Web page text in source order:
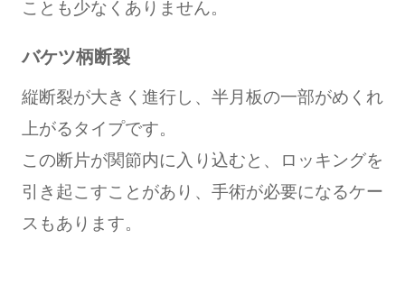
ことも少なくありません。
バケツ柄断裂
縦断裂が大きく進行し、半月板の一部がめくれ
上がるタイプです。
この断片が関節内に入り込むと、ロッキングを
引き起こすことがあり、手術が必要になるケー
スもあります。